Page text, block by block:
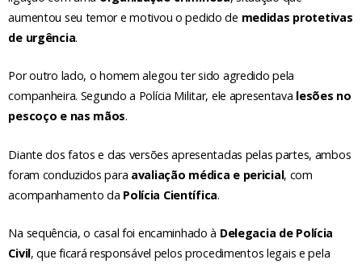
aumentou seu temor e motivou o pedido de medidas protetivas
de urgência.
Por outro lado, o homem alegou ter sido agredido pela
companheira. Segundo a Polícia Militar, ele apresentava lesões no
pescoço e nas mãos.
Diante dos fatos e das versões apresentadas pelas partes, ambos
foram conduzidos para avaliação médica e pericial, com
acompanhamento da Polícia Científica.
Na sequência, o casal foi encaminhado à Delegacia de Polícia
Civil, que ficará responsável pelos procedimentos legais e pela